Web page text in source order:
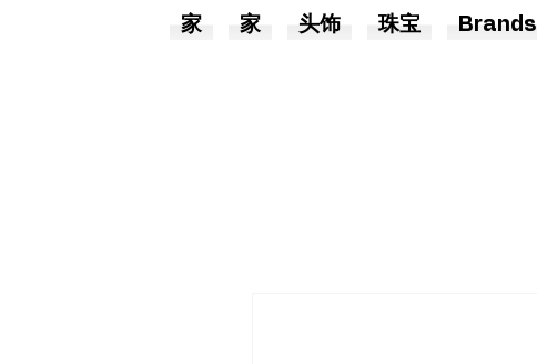
家 家 头饰 珠宝 Brands